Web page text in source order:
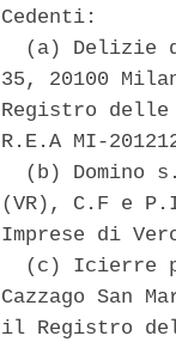
Cedenti:
(a) Delizie
35, 20100
Registro delle
R.E.A MI-
(b) Domino
(VR), C.F e
Imprese di
(c) Icierre
Cazzago San
il Registro